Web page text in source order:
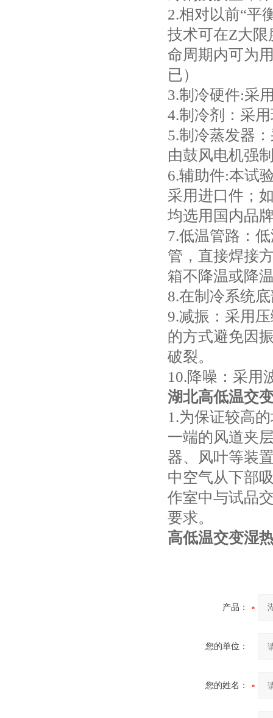
2.相对以前“平
技术可在Z大
命周期内可为
已）
3.制冷硬件:采
4.制冷剂：采
5.制冷蒸发器
由鼓风电机强
6.辅助件:本试
采用进口件；
均选用国内品
7.低温管路：
管，直接焊接
箱不降温或降
8.在制冷系统
9.减振：采用
的方式避免因
破裂。
10.降噪：采用
湖北高低温交
1.为保证较高
一端的风道夹
器、风叶等装
中空气从下部
作室中与试品
要求。
高低温交变湿
产品：
您的单位：
您的姓名：